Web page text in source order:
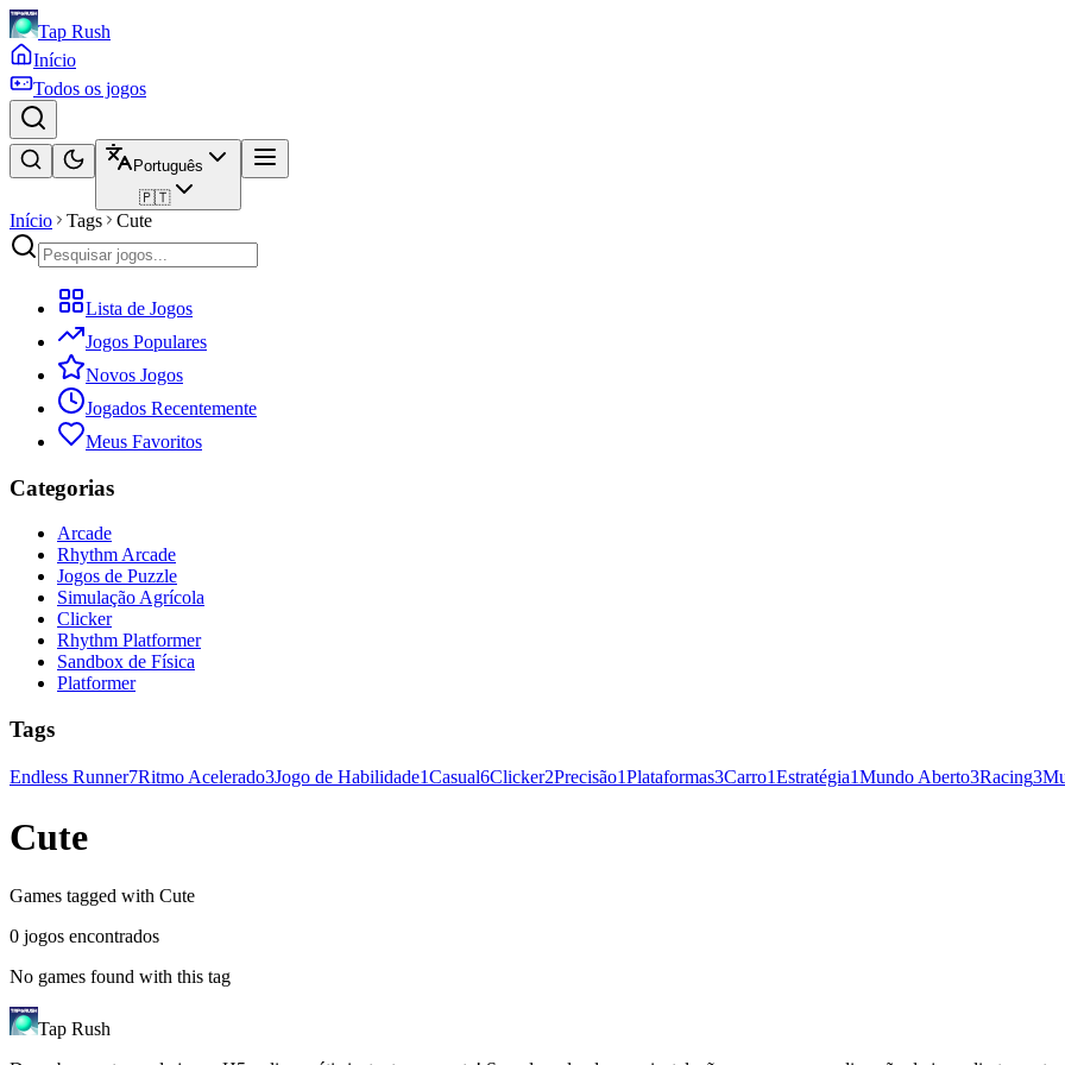
Tap Rush
Início
Todos os jogos
Português
🇵🇹
Início Tags Cute
Lista de Jogos
Jogos Populares
Novos Jogos
Jogados Recentemente
Meus Favoritos
Categorias
Arcade
Rhythm Arcade
Jogos de Puzzle
Simulação Agrícola
Clicker
Rhythm Platformer
Sandbox de Física
Platformer
Tags
Endless Runner7Ritmo Acelerado3Jogo de Habilidade1Casual6Clicker2Precisão1Plataformas3Carro1Estratégia1Mundo Aberto3Racing3
Cute
Games tagged with Cute
0 jogos encontrados
No games found with this tag
Tap Rush